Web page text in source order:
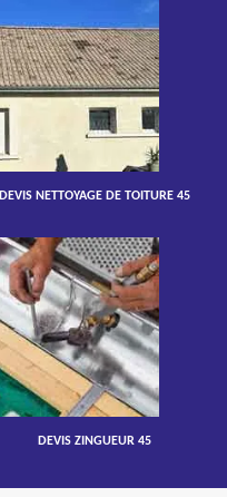
DEVIS NETTOYAGE DE TOITURE 45
DEVIS ZINGUEUR 45